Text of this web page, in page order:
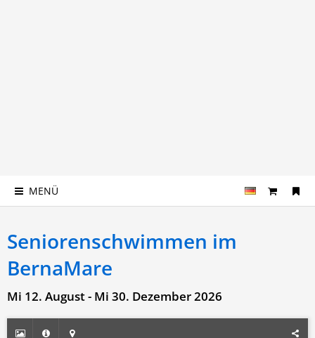
MENÜ
Seniorenschwimmen im
BernaMare
Mi 12. August - Mi 30. Dezember 2026